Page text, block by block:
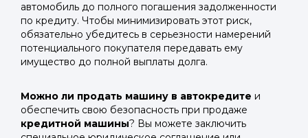
автомобиль до полного погашения задолженности
по кредиту. Чтобы минимизировать этот риск,
обязательно убедитесь в серьезности намерений
потенциального покупателя передавать ему
имущество до полной выплаты долга.
Можно ли продать машину в автокредите и
обеспечить свою безопасность при продаже
кредитной машины? Вы можете заключить